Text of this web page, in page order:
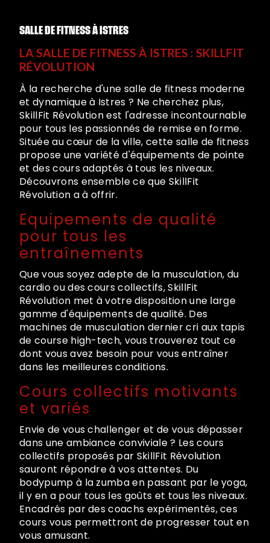
SALLE DE FITNESS À ISTRES
LA SALLE DE FITNESS À ISTRES : SKILLFIT
RÉVOLUTION
À la recherche d'une salle de fitness moderne
et dynamique à Istres ? Ne cherchez plus,
SkillFit Révolution est l'adresse incontournable
pour tous les passionnés de remise en forme.
Située au cœur de la ville, cette salle de fitness
propose une variété d'équipements de pointe
et des cours adaptés à tous les niveaux.
Découvrons ensemble ce que SkillFit
Révolution a à offrir.
Equipements de qualité
pour tous les
entraînements
Que vous soyez adepte de la musculation, du
cardio ou des cours collectifs, SkillFit
Révolution met à votre disposition une large
gamme d'équipements de qualité. Des
machines de musculation dernier cri aux tapis
de course high-tech, vous trouverez tout ce
dont vous avez besoin pour vous entraîner
dans les meilleures conditions.
Cours collectifs motivants
et variés
Envie de vous challenger et de vous dépasser
dans une ambiance conviviale ? Les cours
collectifs proposés par SkillFit Révolution
sauront répondre à vos attentes. Du
bodypump à la zumba en passant par le yoga,
il y en a pour tous les goûts et tous les niveaux.
Encadrés par des coachs expérimentés, ces
cours vous permettront de progresser tout en
vous amusant.